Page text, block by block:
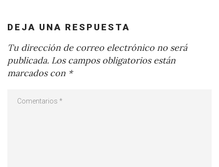
DEJA UNA RESPUESTA
Tu dirección de correo electrónico no será
publicada. Los campos obligatorios están
marcados con *